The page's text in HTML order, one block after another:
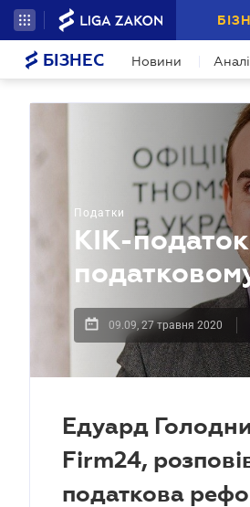
БІЗНЕС Новини
Податки
КІК-
09.09, 27 травня 2020
Едуард
Firm24,
податкова